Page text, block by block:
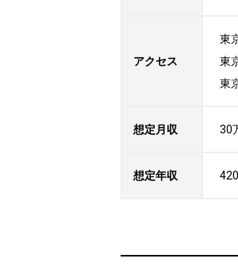
アクセス
東
東
東
想定月収 30
想定年収